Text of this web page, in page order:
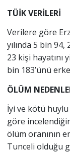
TÜİK VERİLERİ
Verilere göre
yılında 5 bin 94,
23 kişi hayatını
bin 183’ünü
ÖLÜM
İyi ve kötü
göre
ölüm oranının
Tunceli olduğu